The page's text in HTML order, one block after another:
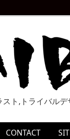
スト,トライバル
CONTACT